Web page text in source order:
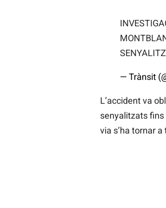
— Trànsit
L’accident va
senyalitzats
via s’ha tornar